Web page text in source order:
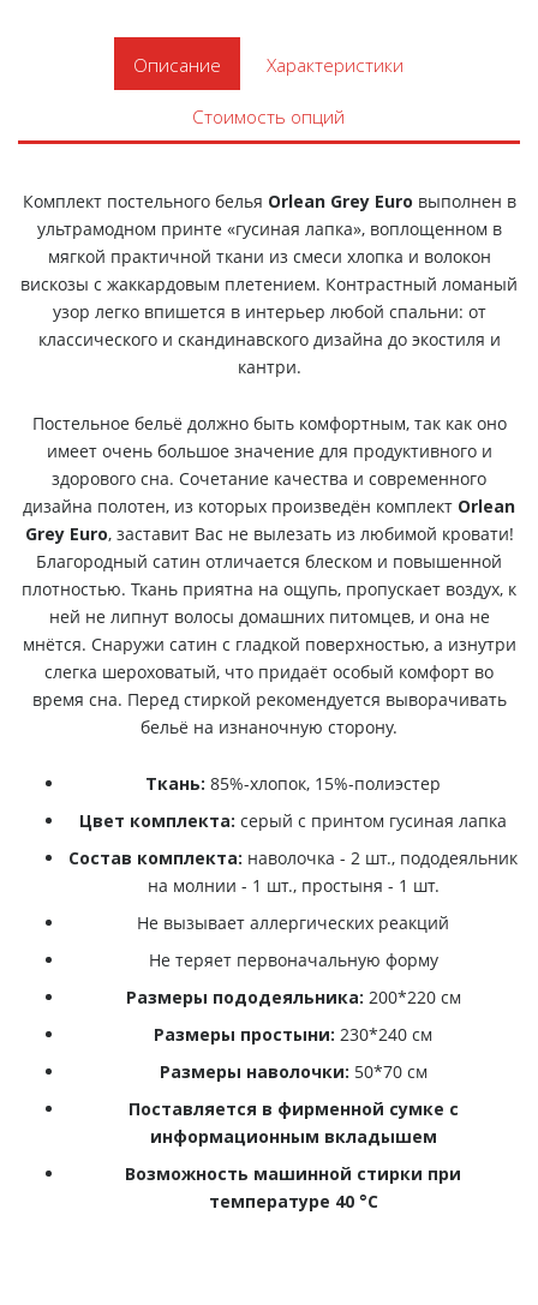
Описание Характеристики
Стоимость опций
Комплект постельного белья Orlean Grey Euro выполнен в
ультрамодном принте «гусиная лапка», воплощенном в
мягкой практичной ткани из смеси хлопка и волокон
вискозы с жаккардовым плетением. Контрастный ломаный
узор легко впишется в интерьер любой спальни: от
классического и скандинавского дизайна до экостиля и
кантри.
Постельное бельё должно быть комфортным, так как оно
имеет очень большое значение для продуктивного и
здорового сна. Сочетание качества и современного
дизайна полотен, из которых произведён комплект Orlean
Grey Euro, заставит Вас не вылезать из любимой кровати!
Благородный сатин отличается блеском и повышенной
плотностью. Ткань приятна на ощупь, пропускает воздух, к
ней не липнут волосы домашних питомцев, и она не
мнётся. Снаружи сатин с гладкой поверхностью, а изнутри
слегка шероховатый, что придаёт особый комфорт во
время сна. Перед стиркой рекомендуется выворачивать
бельё на изнаночную сторону.
Ткань: 85%-хлопок, 15%-полиэстер
Цвет комплекта: серый с принтом гусиная лапка
Состав комплекта: наволочка - 2 шт., пододеяльник
на молнии - 1 шт., простыня - 1 шт.
Не вызывает аллергических реакций
Не теряет первоначальную форму
Размеры пододеяльника: 200*220 см
Размеры простыни: 230*240 см
Размеры наволочки: 50*70 см
Поставляется в фирменной сумке с
информационным вкладышем
Возможность машинной стирки при
температуре 40 °С